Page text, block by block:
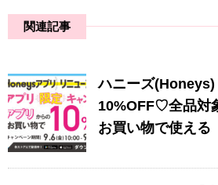
関連記事
ハニーズ(Honeys)
10%OFF♡全品対
お買い物で使える